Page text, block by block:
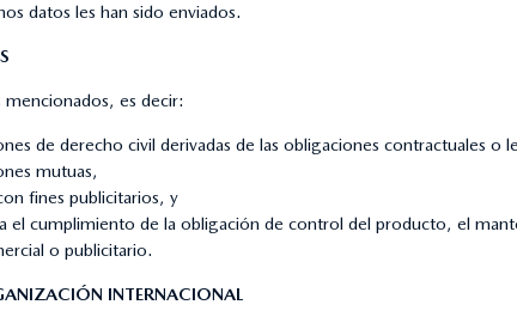
datos les han sido enviados.
mencionados, es decir:
de derecho civil derivadas de las obligaciones contractuales o
mutuas,
fines publicitarios, y
el cumplimiento de la obligación de control del producto, el
o publicitario.
INTERNACIONAL